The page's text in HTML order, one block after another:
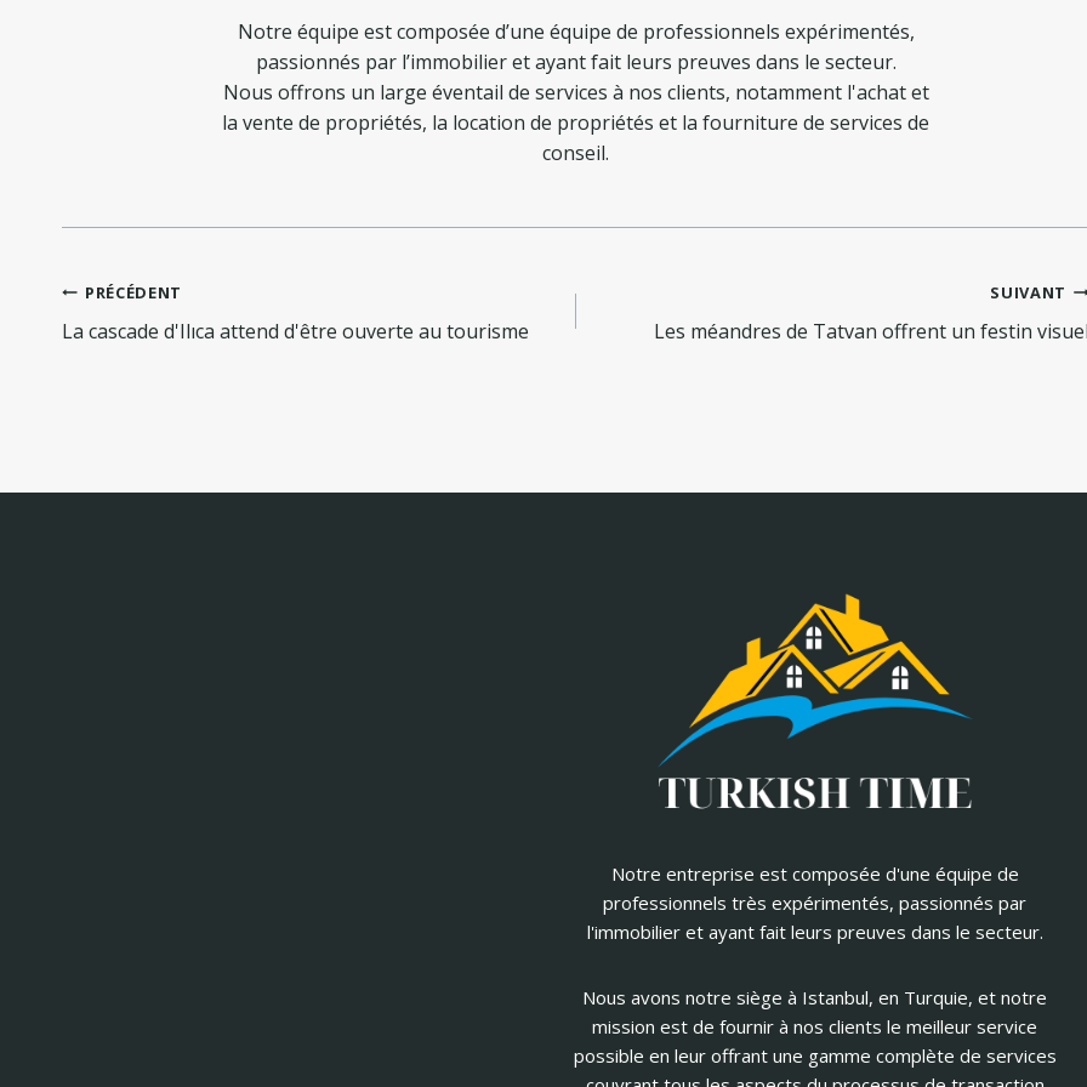
Notre équipe est composée d’une équipe de professionnels expérimentés,
passionnés par l’immobilier et ayant fait leurs preuves dans le secteur.
Nous offrons un large éventail de services à nos clients, notamment l'achat et
la vente de propriétés, la location de propriétés et la fourniture de services de
conseil.
Navigation
de
l’article
PRÉCÉDENT
La cascade d'Ilıca attend d'être ouverte au tourisme
SUIVANT
Les méandres de Tatvan offrent un festin
Notre entreprise est composée d'une équipe de
professionnels très expérimentés, passionnés par
l'immobilier et ayant fait leurs preuves dans le secteur.
Nous avons notre siège à Istanbul, en Turquie, et notre
mission est de fournir à nos clients le meilleur service
possible en leur offrant une gamme complète de services